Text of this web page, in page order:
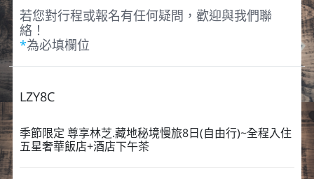
若您對行程或報名有任何疑問，歡迎與我們聯
絡！
*為必填欄位
LZY8C
季節限定 尊享林芝.藏地秘境慢旅8日(自由行)~全程入住
五星奢華飯店+酒店下午茶